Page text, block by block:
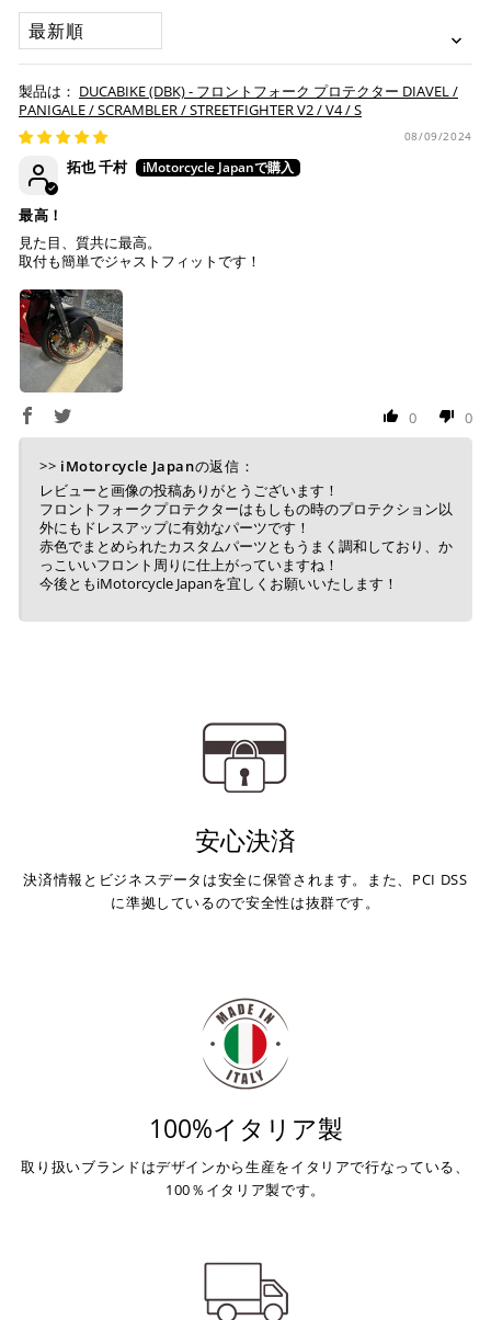
す。
※ Diners Clubは分割払い非対応のため、一括払い・リ
ボ払いのみご利用頂けます。
※ 手数料、利息はご利用のカード会社の定めによります
ので、事前にご確認ください。
楽天ペイ
いつもの楽天IDとパスワードを使ってスムーズなお支払
いが可能です。
楽天ポイントが貯まる・使える！「簡単」「あんしん」
「お得」な楽天ペイをご利用ください。
※ 楽天ポイントが貯まるのは楽天カード・楽天ポイン
ト・楽天ペイ残高でのお支払いに限ります。
※ 現在楽天ペイでご使用頂けるクレジットカードは
Visa、Mastercard、JCBのみです。
キャッシュレス決済
※ ご利用には事前にPayPay、Apple Payの利用登録が
(事前決済)
店内端末にて操作後、レジにてお支払いください。
※ 支払期限はご注文日より7日以内とさせて頂いてお
り、万が一過ぎてしまった場合は自動でご注文はキャン
※ 税込300,000円以上のお買い物の際にはご利用頂けま
※ お支払いは現金のみとなります。
お取り寄せの場合
・商品ページの納期はあくまで目安になりますので、納期が
早まる場合もございます。
・運送状況や繁忙期の影響により遅れが生じる場合もござい
配送送料について
１回のご注文で商品代金合計が¥11,000(税込）以上の場合
は、送料が無料となります。
※通常送料は¥770(税込)です。
配送会社について
ヤマト運輸になります。 配送会社の指定はできかねます。
DUCABIKE (DBK) - フロントフォーク プロテクター DIAVEL /
PANIGALE / SCRAMBLER / STREETFIGHTER V2 / V4 / S
08/09/2024
拓也 千村
最高！
見た目、質共に最高。
取付も簡単でジャストフィットです！
0 0
>> iMotorcycle Japanの返信：
レビューと画像の投稿ありがとうございます！
フロントフォークプロテクターはもしもの時のプロテクション以
外にもドレスアップに有効なパーツです！
赤色でまとめられたカスタムパーツともうまく調和しており、か
っこいいフロント周りに仕上がっていますね！
今後ともiMotorcycle Japanを宜しくお願いいたします！
安心決済
決済情報とビジネスデータは安全に保管されます。また、PCI DSS
に準拠しているので安全性は抜群です。
100%イタリア製
取り扱いブランドはデザインから生産をイタリアで行なっている、
100％イタリア製です。